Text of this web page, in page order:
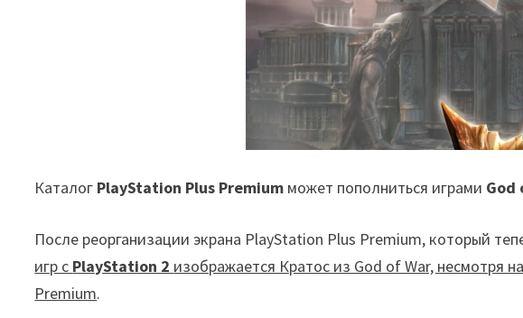
Каталог PlayStation Plus Premium может пополниться играми God
После реорганизации экрана PlayStation Plus Premium, который
игр с PlayStation 2 изображается Кратос из God of War, несмотря
Premium.